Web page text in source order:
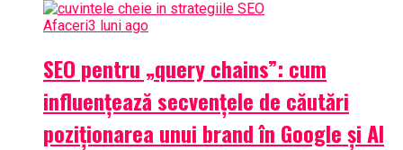
Afaceri3 luni ago
SEO pentru „query chains”: cum
influențează secvențele de căutări
poziționarea unui brand în Google și AI